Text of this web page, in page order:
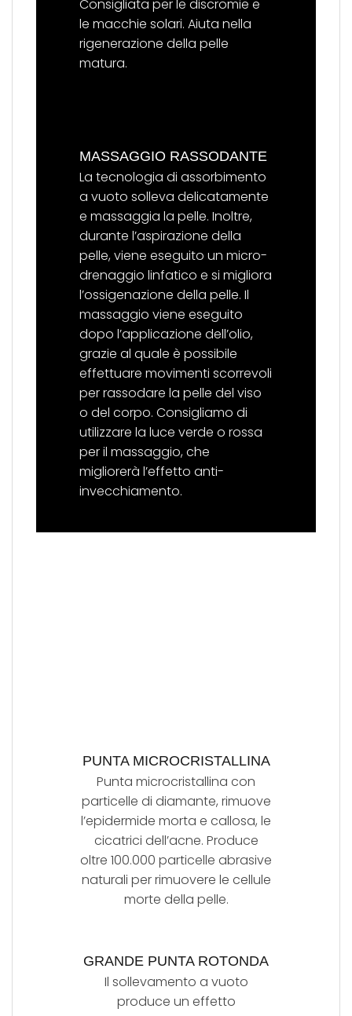
Consigliata per le discromie e
le macchie solari. Aiuta nella
rigenerazione della pelle
matura.
MASSAGGIO RASSODANTE
La tecnologia di assorbimento
a vuoto solleva delicatamente
e massaggia la pelle. Inoltre,
durante l’aspirazione della
pelle, viene eseguito un micro-
drenaggio linfatico e si migliora
l’ossigenazione della pelle. Il
massaggio viene eseguito
dopo l’applicazione dell’olio,
grazie al quale è possibile
effettuare movimenti scorrevoli
per rassodare la pelle del viso
o del corpo. Consigliamo di
utilizzare la luce verde o rossa
per il massaggio, che
migliorerà l’effetto anti-
invecchiamento.
PUNTA MICROCRISTALLINA
Punta microcristallina con
particelle di diamante, rimuove
l’epidermide morta e callosa, le
cicatrici dell’acne. Produce
oltre 100.000 particelle abrasive
naturali per rimuovere le cellule
morte della pelle.
GRANDE PUNTA ROTONDA
Il sollevamento a vuoto
produce un effetto